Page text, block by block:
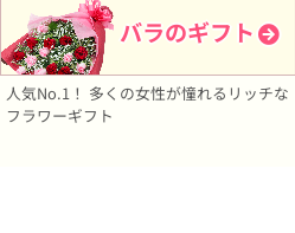
バラのギフト
人気No.1！ 多くの女性が憧れるリッチな
フラワーギフト